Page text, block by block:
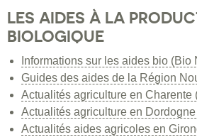
LES AIDES À LA
BIOLOGIQUE
Informations sur les aides bio
Guides des aides de la Région
Actualités agriculture en Charente
Actualités agriculture en
Actualités aides agricoles en